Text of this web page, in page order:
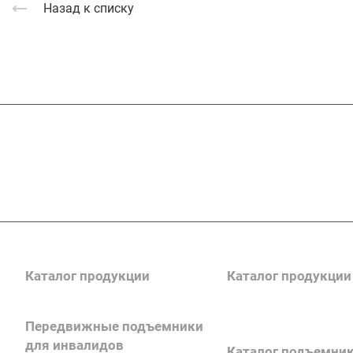
Назад к списку
Каталог продукции
Передвижные подъемники
для инвалидов
Каталог продукции